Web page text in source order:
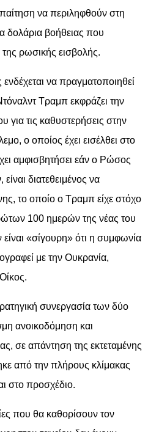
να περιληφθούν στη
δολάρια βοήθειας που
ρωσικής εισβολής.
να πραγματοποιηθεί
Τραμπ εκφράζει την
για τις καθυστερήσεις στην
ο οποίος έχει εισέλθει στο
αμφισβητήσει εάν ο Ρώσος
διατεθειμένος να
το οποίο ο Τραμπ είχε στόχο
100 ημερών της νέας του
«σίγουρη» ότι η συμφωνία
με την Ουκρανία,
συνεργασία των δύο
ανοικοδόμηση και
σε απάντηση της εκτεταμένης
από την πλήρους κλίμακας
στο προσχέδιο.
που θα καθορίσουν τον